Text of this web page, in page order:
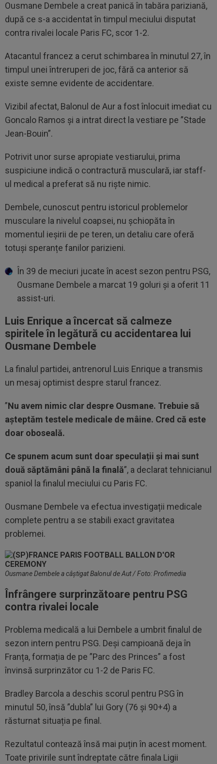
Ousmane Dembele a creat panică în tabăra pariziană,
după ce s-a accidentat în timpul meciului disputat
contra rivalei locale Paris FC, scor 1-2.
Atacantul francez a cerut schimbarea în minutul 27, în
timpul unei întreruperi de joc, fără ca anterior să
existe semne evidente de accidentare.
Vizibil afectat, Balonul de Aur a fost înlocuit imediat cu
Goncalo Ramos și a intrat direct la vestiare pe ”Stade
Jean-Bouin”.
Potrivit unor surse apropiate vestiarului, prima
suspiciune indică o contractură musculară, iar staff-
ul medical a preferat să nu riște nimic.
Dembele, cunoscut pentru istoricul problemelor
musculare la nivelul coapsei, nu șchiopăta în
momentul ieșirii de pe teren, un detaliu care oferă
totuși speranțe fanilor parizieni.
În 39 de meciuri jucate în acest sezon pentru PSG,
Ousmane Dembele a marcat 19 goluri și a oferit 11
assist-uri.
Luis Enrique a încercat să calmeze
spiritele în legătură cu accidentarea lui
Ousmane Dembele
La finalul partidei, antrenorul Luis Enrique a transmis
un mesaj optimist despre starul francez.
”Nu avem nimic clar despre Ousmane. Trebuie să
așteptăm testele medicale de mâine. Cred că este
doar oboseală.
Ce spunem acum sunt doar speculații și mai sunt
două săptămâni până la finală”, a declarat tehnicianul
spaniol la finalul meciului cu Paris FC.
Ousmane Dembele va efectua investigații medicale
complete pentru a se stabili exact gravitatea
problemei.
Ousmane Dembele a câștigat Balonul de Aut / Foto: Profimedia
Înfrângere surprinzătoare pentru PSG
contra rivalei locale
Problema medicală a lui Dembele a umbrit finalul de
sezon intern pentru PSG. Deși campioană deja în
Franța, formația de pe ”Parc des Princes” a fost
învinsă surprinzător cu 1-2 de Paris FC.
Bradley Barcola a deschis scorul pentru PSG în
minutul 50, însă ”dubla” lui Gory (76 și 90+4) a
răsturnat situația pe final.
Rezultatul contează însă mai puțin în acest moment.
Toate privirile sunt îndreptate către finala Ligii